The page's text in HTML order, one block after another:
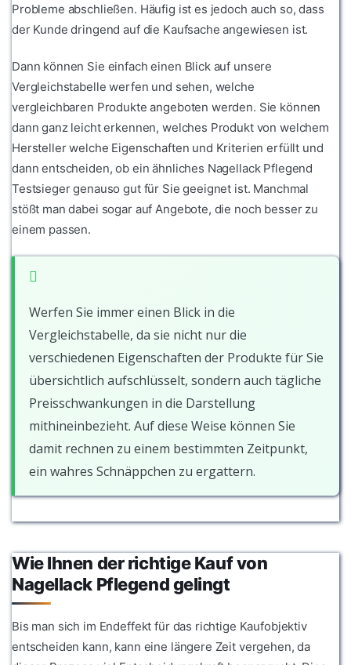
Probleme abschließen. Häufig ist es jedoch auch so, dass
der Kunde dringend auf die Kaufsache angewiesen ist.
Dann können Sie einfach einen Blick auf unsere
Vergleichstabelle werfen und sehen, welche
vergleichbaren Produkte angeboten werden. Sie können
dann ganz leicht erkennen, welches Produkt von welchem
Hersteller welche Eigenschaften und Kriterien erfüllt und
dann entscheiden, ob ein ähnliches Nagellack Pflegend
Testsieger genauso gut für Sie geeignet ist. Manchmal
stößt man dabei sogar auf Angebote, die noch besser zu
einem passen.
Werfen Sie immer einen Blick in die
Vergleichstabelle, da sie nicht nur die
verschiedenen Eigenschaften der Produkte für Sie
übersichtlich aufschlüsselt, sondern auch tägliche
Preisschwankungen in die Darstellung
mithineinbezieht. Auf diese Weise können Sie
damit rechnen zu einem bestimmten Zeitpunkt,
ein wahres Schnäppchen zu ergattern.
Wie Ihnen der richtige Kauf von
Nagellack Pflegend gelingt
Bis man sich im Endeffekt für das richtige Kaufobjektiv
entscheiden kann, kann eine längere Zeit vergehen, da